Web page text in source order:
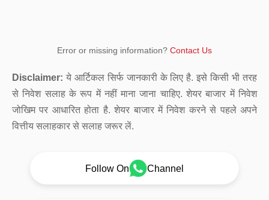
Error or missing information? Contact Us
Disclaimer: ये आर्टिकल सिर्फ जानकारी के लिए है. इसे किसी भी तरह
से निवेश सलाह के रूप में नहीं माना जाना चाहिए. शेयर बाजार में निवेश
जोखिम पर आधारित होता है. शेयर बाजार में निवेश करने से पहले अपने
वित्तीय सलाहकार से सलाह जरूर लें.
Follow On Channel